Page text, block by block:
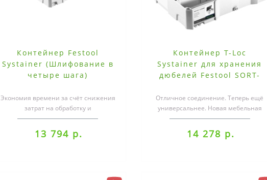
Контейнер Festool
Systainer (Шлифование в
четыре шага)
Экономия времени за счёт снижения
затрат на обработку и
поискШлифовальный материал б/у
для дальнейше..
13 794 р.
Контейнер T-Loc
Systainer для хранения
дюбелей Festool SORT-
Отличное соединение. Теперь ещё
универсальнее. Новая мебельная
соединительная фурнитура под
дюбельны..
14 278 р.